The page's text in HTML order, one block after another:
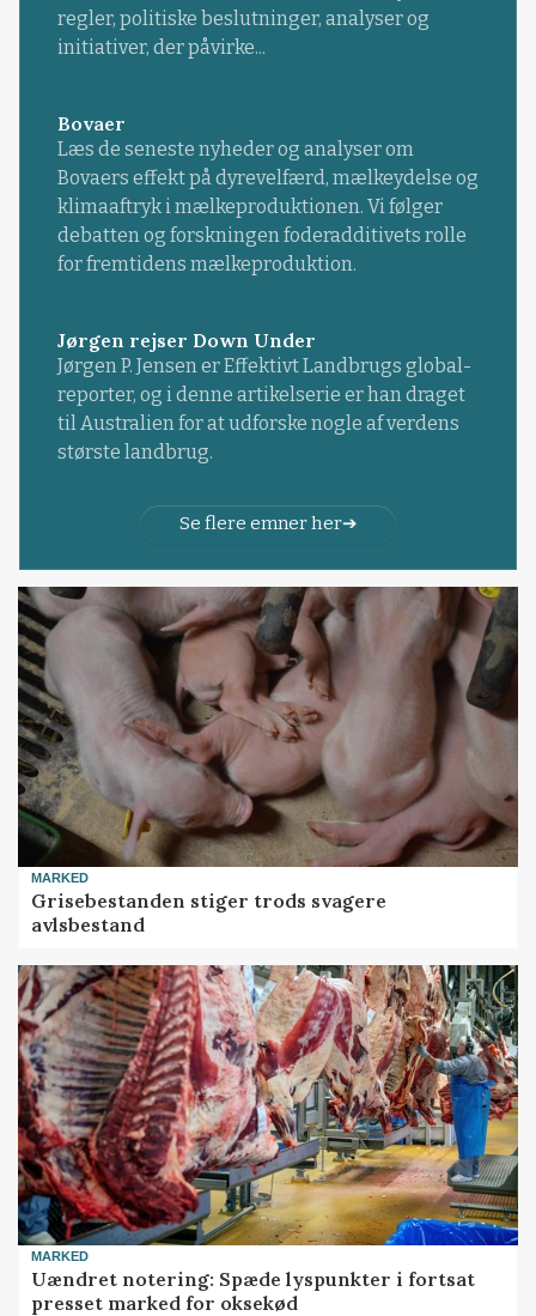
regler, politiske beslutninger, analyser og
initiativer, der påvirke...
Bovaer
Læs de seneste nyheder og analyser om
Bovaers effekt på dyrevelfærd, mælkeydelse og
klimaaftryk i mælkeproduktionen. Vi følger
debatten og forskningen foderadditivets rolle
for fremtidens mælkeproduktion.
Jørgen rejser Down Under
Jørgen P. Jensen er Effektivt Landbrugs global-
reporter, og i denne artikelserie er han draget
til Australien for at udforske nogle af verdens
største landbrug.
Se flere emner her
MARKED
Grisebestanden stiger trods svagere
avlsbestand
MARKED
Uændret notering: Spæde lyspunkter i fortsat
presset marked for oksekød